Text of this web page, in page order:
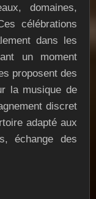
domaines,
célébrations
dans les
un moment
proposent des
la musique de
discret
adapté aux
échange des